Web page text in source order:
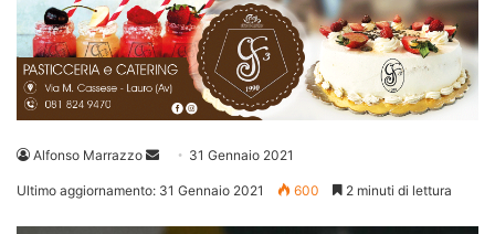
Alfonso Marrazzo
Invia 31 Gennaio 2021
Ultimo aggiornamento: 31 Gennaio 2021 600 2 minuti di lettura